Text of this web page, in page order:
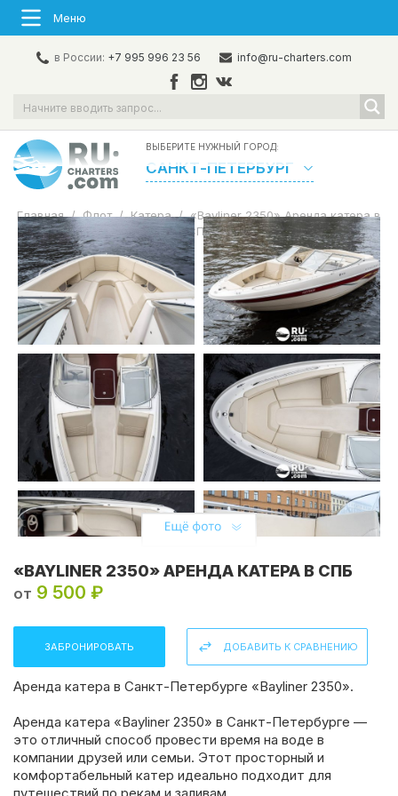
Меню
в России: +7 995 996 23 56 info@ru-charters.com
ВЫБЕРИТЕ НУЖНЫЙ ГОРОД:
САНКТ-ПЕТЕРБУРГ
Главная / Флот / Катера / «Bayliner 2350» Аренда катера в
СПб
«BAYLINER 2350» АРЕНДА КАТЕРА В СПБ
от 9 500 ₽
ЗАБРОНИРОВАТЬ ДОБАВИТЬ К СРАВНЕНИЮ
Аренда катера в Санкт-Петербурге «Bayliner 2350».
Аренда катера «Bayliner 2350» в Санкт-Петербурге —
это отличный способ провести время на воде в
компании друзей или семьи. Этот просторный и
комфортабельный катер идеально подходит для